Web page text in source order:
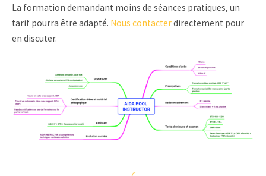
La formation demandant moins de séances pratiques, un
tarif pourra être adapté. Nous contacterdirectement pour
en discuter.